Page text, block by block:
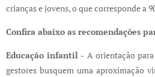
crianças e jovens, o que corresponde a
Confira abaixo as recomendações
Educação infantil - A orientação
gestores busquem uma aproximação